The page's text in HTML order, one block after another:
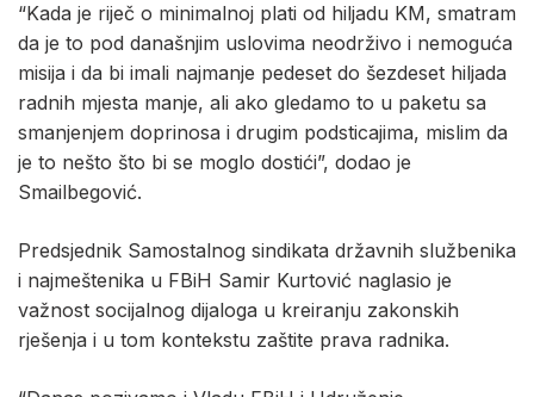
“Kada je riječ o minimalnoj plati od hiljadu KM, smatram
da je to pod današnjim uslovima neodrživo i nemoguća
misija i da bi imali najmanje pedeset do šezdeset hiljada
radnih mjesta manje, ali ako gledamo to u paketu sa
smanjenjem doprinosa i drugim podsticajima, mislim da
je to nešto što bi se moglo dostići”, dodao je
Smailbegović.
Predsjednik Samostalnog sindikata državnih službenika
i najmeštenika u FBiH Samir Kurtović naglasio je
važnost socijalnog dijaloga u kreiranju zakonskih
rješenja i u tom kontekstu zaštite prava radnika.